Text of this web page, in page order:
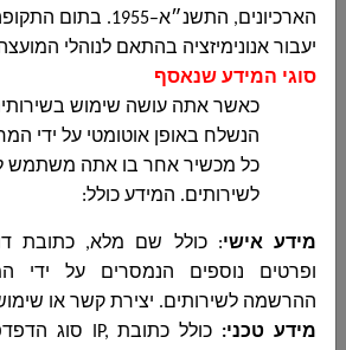
בכבוד רב,
אחמד דבאח -ראש
הארכיונים,
יעבור אנונימיזציה בהתאם לנוהלי
סוגי המידע שנאסף
כאשר אתה עושה שימוש
הנשלח באופן אוטומטי על ידי
כל מכשיר אחר בו אתה משתמש
לשירותים. המידע כולל:
מידע אישי: כולל שם מלא, כתובת
ופרטים נוספים
הנמסרים על ידי
ההרשמה לשירותים. יצירת קשר או
מידע טכני: כולל כתובתIP, סוג